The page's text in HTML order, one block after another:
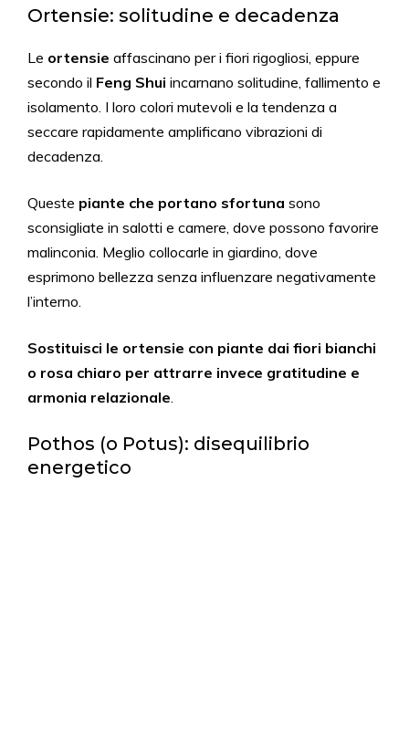
Ortensie: solitudine e decadenza
Le ortensie affascinano per i fiori rigogliosi, eppure
secondo il Feng Shui incarnano solitudine, fallimento e
isolamento. I loro colori mutevoli e la tendenza a
seccare rapidamente amplificano vibrazioni di
decadenza.
Queste piante che portano sfortuna sono
sconsigliate in salotti e camere, dove possono favorire
malinconia. Meglio collocarle in giardino, dove
esprimono bellezza senza influenzare negativamente
l’interno.
Sostituisci le ortensie con piante dai fiori bianchi
o rosa chiaro per attrarre invece gratitudine e
armonia relazionale.
Pothos (o Potus): disequilibrio
energetico